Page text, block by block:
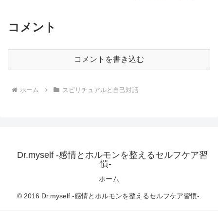
コメント
コメントを書き込む
ホーム スピリチュアルと自己対話
Dr.myself -感情とホルモンを整えるセルフケア習
慣-
ホーム
© 2016 Dr.myself -感情とホルモンを整えるセルフケア習慣-.